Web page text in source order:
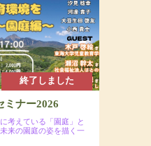
終了しました
ミナー2026
考えている「園庭」と
来の園庭の姿を描く一